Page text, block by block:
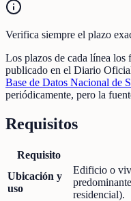
Verifica siempre el plazo
Los plazos de cada línea
publicado en el Diario
Base de Datos Nacional de
periódicamente, pero la
Requisitos
Requisito
Ubicación y
uso
Edificio o
residencial).